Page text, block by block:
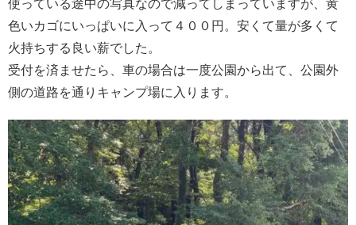
使っている途中の写真なので減ってしまっていますが、黄
色いカゴにいっぱいに入って４００円。安くて量が多くて
火持ちする良い薪でした。
受付を済ませたら、車の場合は一度公園から出て、公園外
側の道路を通りキャンプ場に入ります。